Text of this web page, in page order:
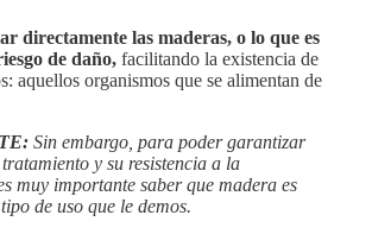
directamente las maderas, o lo que es
de daño, facilitando la existencia de
aquellos organismos que se alimentan de
Sin embargo, para poder garantizar
y su resistencia a la
muy importante saber que madera es
de uso que le demos.